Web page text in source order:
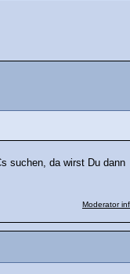
suchen, da wirst Du dann
Moderator